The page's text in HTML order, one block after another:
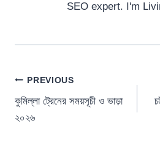
SEO expert. I'm
Post
navigation
PREVIOUS
কুমিল্লা ট্রেনের সময়সূচী ও ভাড়া
২০২৬